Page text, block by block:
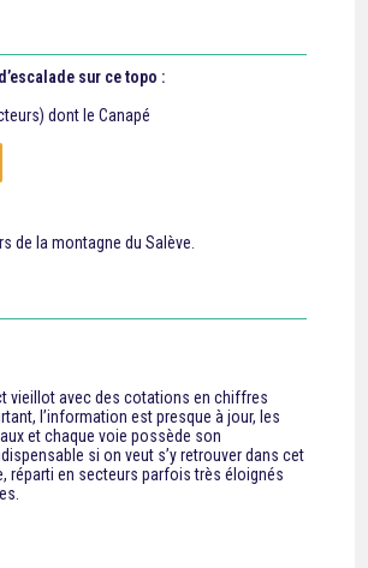
sur ce topo :
dont le Canapé
de la montagne du Salève.
vieillot avec des cotations en chiffres
l’information est presque à jour, les
et chaque voie possède son
si on veut s’y retrouver dans cet
réparti en secteurs parfois très éloignés